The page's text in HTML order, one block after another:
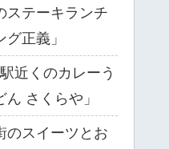
ステーキランチ
正義」
近くのカレーう
さくらや」
のスイーツとお